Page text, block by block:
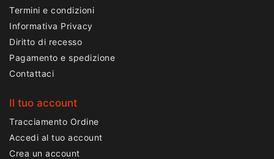
Termini e condizioni
Informativa Privacy
Diritto di recesso
Pagamento e spedizione
Contattaci
Il tuo account
Tracciamento Ordine
Accedi al tuo account
Crea un account